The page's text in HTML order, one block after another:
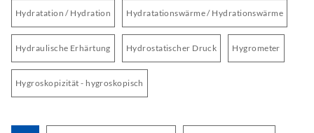
Hydratation / Hydration Hydratationswärme / Hydrationswärme
Hydraulische Erhärtung Hydrostatischer Druck Hygrometer
Hygroskopizität - hygroskopisch